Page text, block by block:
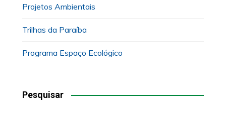
Projetos Ambientais
Trilhas da Paraíba
Programa Espaço Ecológico
Pesquisar